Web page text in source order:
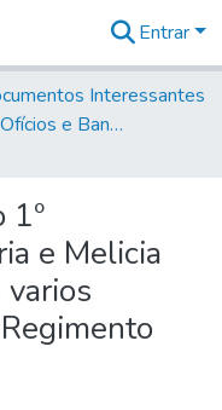
Entrar
Interessantes
Volume 90 - Ofícios e Bandos do Capitão General, Conde de Palma, aos funcionários da Capitania (1814- 1817)
1º
e Melicia
varios